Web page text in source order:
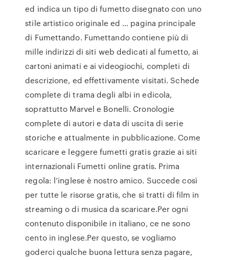
ed indica un tipo di fumetto disegnato con uno
stile artistico originale ed … pagina principale
di Fumettando. Fumettando contiene più di
mille indirizzi di siti web dedicati al fumetto, ai
cartoni animati e ai videogiochi, completi di
descrizione, ed effettivamente visitati. Schede
complete di trama degli albi in edicola,
soprattutto Marvel e Bonelli. Cronologie
complete di autori e data di uscita di serie
storiche e attualmente in pubblicazione. Come
scaricare e leggere fumetti gratis grazie ai siti
internazionali Fumetti online gratis. Prima
regola: l’inglese è nostro amico. Succede così
per tutte le risorse gratis, che si tratti di film in
streaming o di musica da scaricare.Per ogni
contenuto disponibile in italiano, ce ne sono
cento in inglese.Per questo, se vogliamo
goderci qualche buona lettura senza pagare,